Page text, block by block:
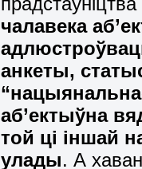
чалавека
анкеты,
аб’ектыўна
той ці іншай
улады. А